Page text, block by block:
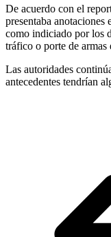
De acuerdo con el
presentaba
como indiciado por los
tráfico o porte de armas
Las autoridades
antecedentes tendrían